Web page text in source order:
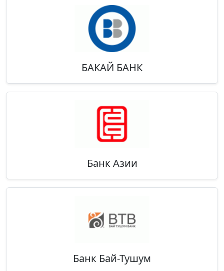
БАКАЙ БАНК
Банк Азии
Банк Бай-Тушум